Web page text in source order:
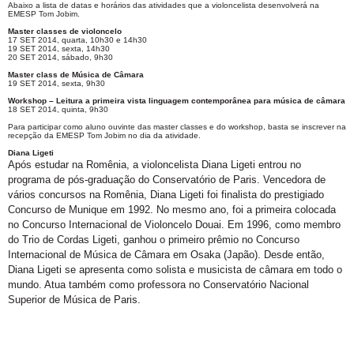
Abaixo a lista de datas e horários das atividades que a violoncelista desenvolverá na
EMESP Tom Jobim.
Master classes de violoncelo
17 SET 2014, quarta, 10h30 e 14h30
19 SET 2014, sexta, 14h30
20 SET 2014, sábado, 9h30
Master class de Música de Câmara
19 SET 2014, sexta, 9h30
Workshop – Leitura a primeira vista linguagem contemporânea para música de câmara
18 SET 2014, quinta, 9h30
Para participar como aluno ouvinte das master classes e do workshop, basta se inscrever na
recepção da EMESP Tom Jobim no dia da atividade.
Diana Ligeti
Após estudar na Romênia, a violoncelista Diana Ligeti entrou no
programa de pós-graduação do Conservatório de Paris. Vencedora de
vários concursos na Romênia, Diana Ligeti foi finalista do prestigiado
Concurso de Munique em 1992. No mesmo ano, foi a primeira colocada
no Concurso Internacional de Violoncelo Douai. Em 1996, como membro
do Trio de Cordas Ligeti, ganhou o primeiro prêmio no Concurso
Internacional de Música de Câmara em Osaka (Japão). Desde então,
Diana Ligeti se apresenta como solista e musicista de câmara em todo o
mundo. Atua também como professora no Conservatório Nacional
Superior de Música de Paris.